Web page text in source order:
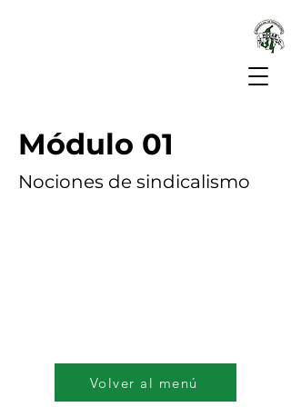
Módulo 01
Nociones de sindicalismo
Volver al menú